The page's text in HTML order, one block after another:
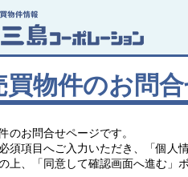
買物件のお問
のお問合せページです。
須項目へご入力いただき、「個人
上、「同意して確認画面へ進む」